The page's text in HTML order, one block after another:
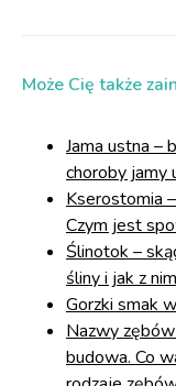
Może Cię także
Jama ustna –
choroby jamy
Kserostomia
Czym jest
Ślinotok –
śliny i jak z
Gorzki smak
Nazwy
budowa. Co